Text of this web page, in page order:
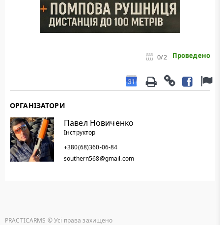
0/2 Проведено
ОРГАНІЗАТОРИ
Павел Новиченко
Інструктор
+380(68)360-06-84
southern568@gmail.com
PRACTICARMS © Уcі права захищено